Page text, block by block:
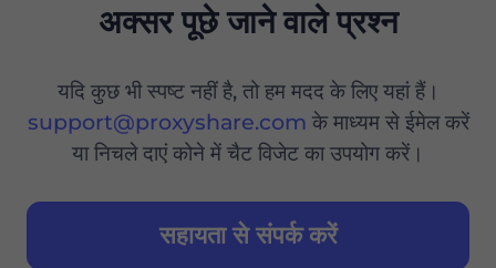
अक्सर पूछे जाने वाले प्रश्न
यदि कुछ भी स्पष्ट नहीं है, तो हम मदद के लिए यहां हैं।
support@proxyshare.com के माध्यम से ईमेल करें
या निचले दाएं कोने में चैट विजेट का उपयोग करें।
सहायता से संपर्क करें